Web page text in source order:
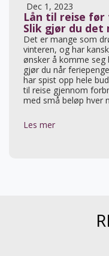
Dec 1, 2023
Lån til reise før
Slik gjør du det
Det er mange som
vinteren, og har
ønsker å komme
gjør du når
har spist opp hele
til reise gjennom
med små beløp hver
Les mer